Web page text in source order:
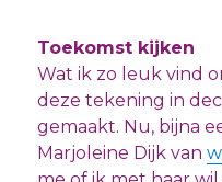
Toekomst kijken
Wat ik zo leuk vind
deze tekening in
gemaakt. Nu, bijna
Marjoleine Dijk van